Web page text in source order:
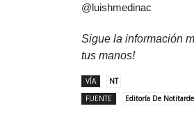
@luishmedinac
Sigue la información
tus manos!
VÍA
NT
FUENTE
Editoría De Notitarde